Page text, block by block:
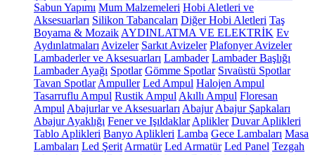
Sabun Yapımı Mum Malzemeleri Hobi Aletleri ve
Aksesuarları Silikon Tabancaları Diğer Hobi Aletleri Taş
Boyama & Mozaik AYDINLATMA VE ELEKTRİK Ev
Aydınlatmaları Avizeler Sarkıt Avizeler Plafonyer Avizeler
Lambaderler ve Aksesuarları Lambader Lambader Başlığı
Lambader Ayağı Spotlar Gömme Spotlar Sıvaüstü Spotlar
Tavan Spotlar Ampuller Led Ampul Halojen Ampul
Tasarruflu Ampul Rustik Ampul Akıllı Ampul Floresan
Ampul Abajurlar ve Aksesuarları Abajur Abajur Şapkaları
Abajur Ayaklığı Fener ve Işıldaklar Aplikler Duvar Aplikleri
Tablo Aplikleri Banyo Aplikleri Lamba Gece Lambaları Masa
Lambaları Led Şerit Armatür Led Armatür Led Panel Tezgah